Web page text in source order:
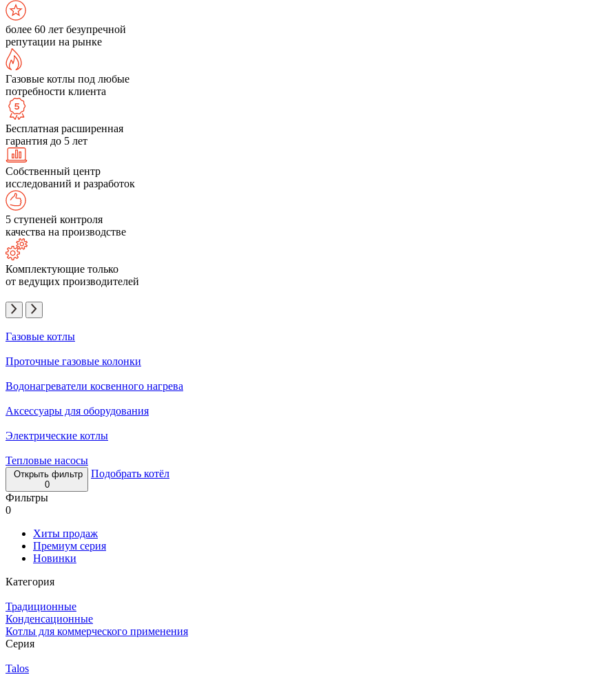
более 60 лет безупречной
репутации на рынке
Газовые котлы под любые
потребности клиента
Бесплатная расширенная
гарантия до 5 лет
Собственный центр
исследований и разработок
5 ступеней контроля
качества на производстве
Комплектующие только
от ведущих производителей
Газовые котлы
Проточные газовые колонки
Водонагреватели косвенного нагрева
Аксессуары для оборудования
Электрические котлы
Тепловые насосы
Открыть фильтр
0
Подобрать котёл
Фильтры
0
Хиты продаж
Премиум серия
Новинки
Категория
Традиционные
Конденсационные
Котлы для коммерческого применения
Серия
Talos